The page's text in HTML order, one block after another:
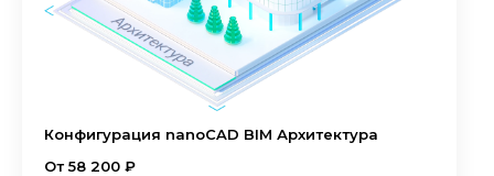
Конфигурация nanoCAD BIM Архитектура
От 58 200 ₽